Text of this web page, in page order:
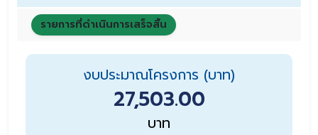
รายการที่ดำเนินการเสร็จสิ้น
งบประมาณโครงการ (บาท)
27,503.00
บาท